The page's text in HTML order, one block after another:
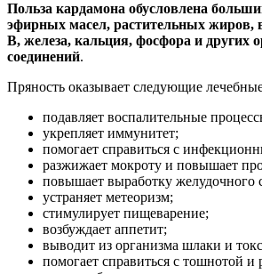
Польза кардамона обусловлена
эфирных масел, растительных жиров,
В, железа, кальция, фосфора и других
соединений.
Пряность оказывает следующие
подавляет воспалительные
укрепляет иммунитет;
помогает справиться с
разжижает мокроту и повышает
повышает выработку желудочного
устраняет метеоризм;
стимулирует пищеварение;
возбуждает аппетит;
выводит из организма шлаки и
помогает справиться с тошнотой и